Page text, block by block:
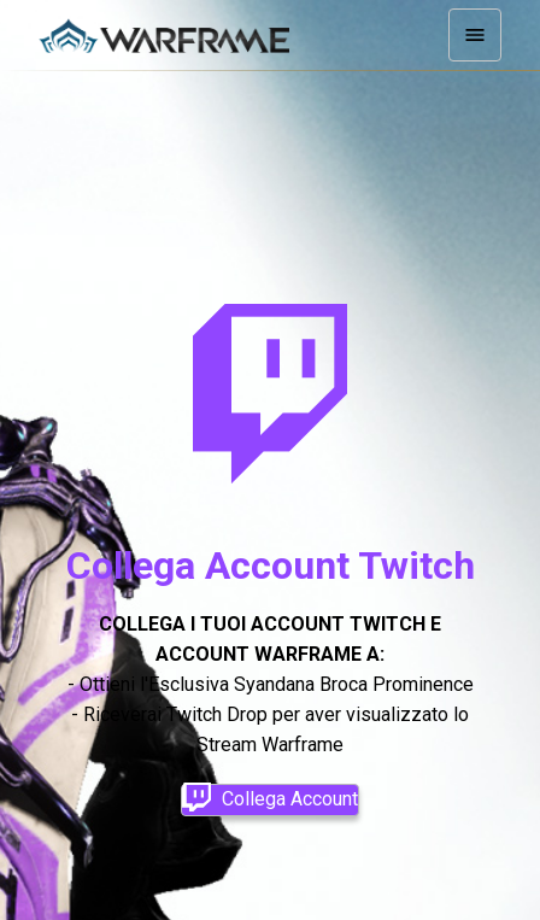
Collega Account Twitch
COLLEGA I TUOI ACCOUNT TWITCH E
ACCOUNT WARFRAME A:
- Ottieni l'Esclusiva Syandana Broca Prominence
- Riceverai Twitch Drop per aver visualizzato lo
Stream Warframe
Collega Account